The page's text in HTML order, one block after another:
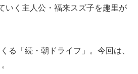
いく主人公・福来スズ子を趣里が
る「続・朝ドライフ」。今回は、